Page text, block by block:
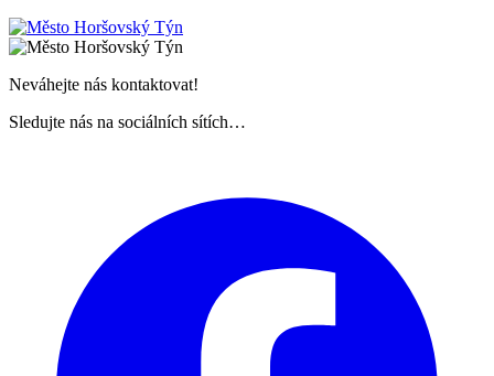
Neváhejte nás kontaktovat!
Sledujte nás na sociálních sítích…